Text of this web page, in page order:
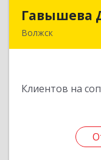
Гавышева
Волжск
Клиентов на